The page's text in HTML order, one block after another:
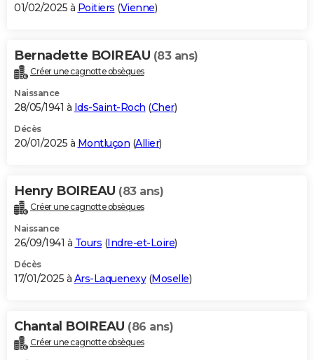
01/02/2025 à Poitiers (Vienne)
Bernadette BOIREAU (83 ans)
Créer une cagnotte obsèques
Naissance
28/05/1941 à Ids-Saint-Roch (Cher)
Décès
20/01/2025 à Montluçon (Allier)
Henry BOIREAU (83 ans)
Créer une cagnotte obsèques
Naissance
26/09/1941 à Tours (Indre-et-Loire)
Décès
17/01/2025 à Ars-Laquenexy(Moselle)
Chantal BOIREAU (86 ans)
Créer une cagnotte obsèques